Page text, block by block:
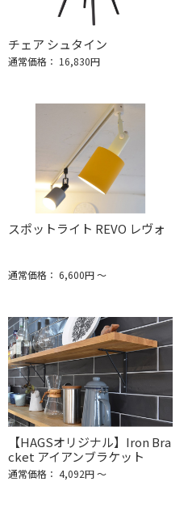
チェア シュタイン
通常価格： 16,830円
スポットライト REVO レヴォ
通常価格： 6,600円 ～
【HAGSオリジナル】Iron Bra
cket アイアンブラケット
通常価格： 4,092円 ～